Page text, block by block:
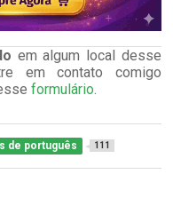
em algum local desse
em contato comigo
formulário
de português 111